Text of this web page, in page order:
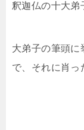
釈迦仏の十大弟
大弟子の筆頭に
で、それに肖っ